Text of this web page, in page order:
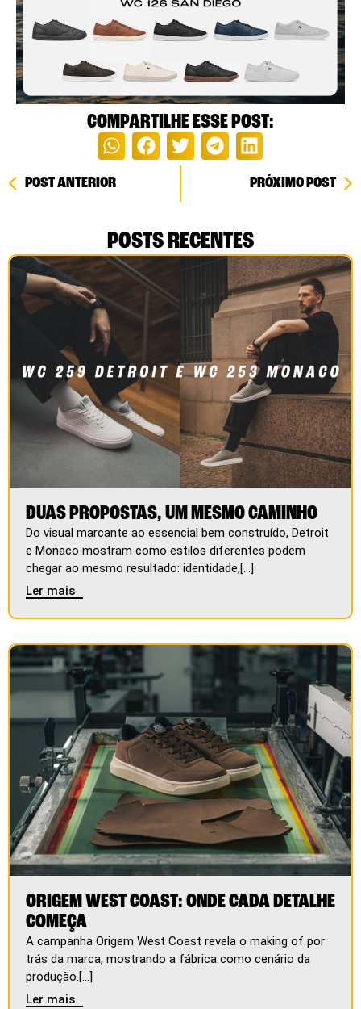
COMPARTILHE ESSE POST:
POST ANTERIOR PRÓXIMO POST
POSTS RECENTES
DUAS PROPOSTAS, UM MESMO CAMINHO
Do visual marcante ao essencial bem construído, Detroit
e Monaco mostram como estilos diferentes podem
chegar ao mesmo resultado: identidade,[...]
Ler mais
ORIGEM WEST COAST: ONDE CADA DETALHE
COMEÇA
A campanha Origem West Coast revela o making of por
trás da marca, mostrando a fábrica como cenário da
produção.[...]
Ler mais